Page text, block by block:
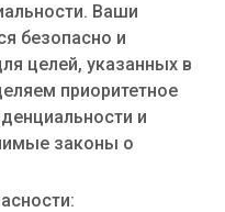
Ваши
безопасно и
целей, указанных в
приоритетное
и
законы о